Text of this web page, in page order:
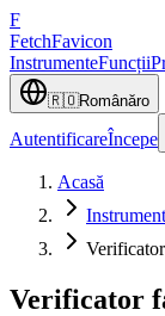
F
FetchFavicon
InstrumenteFuncții
🇷🇴Românăro
AutentificareÎncepe
Acasă
Verificator